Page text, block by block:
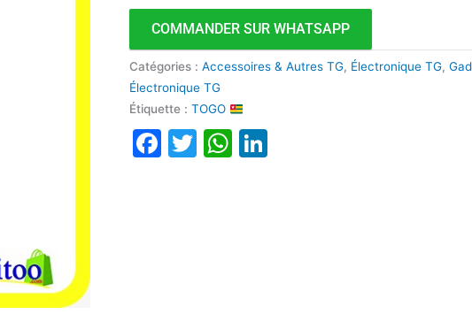
COMMANDER SUR WHATSAPP
Catégories :Accessoires & Autres TG, Électronique TG,
Électronique TG
Étiquette :TOGO
Facebook
TwitterWhatsApp